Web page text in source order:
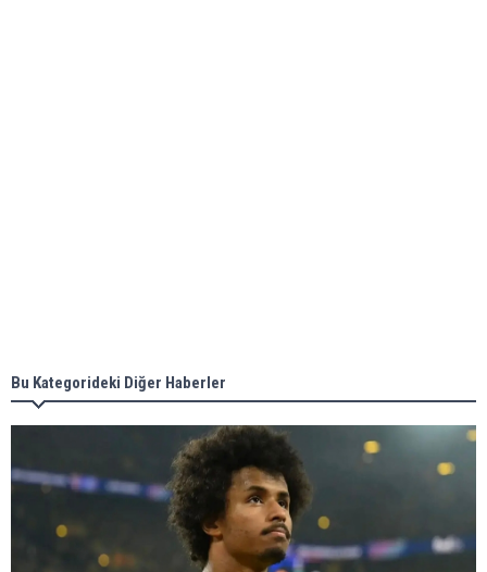
pençesinde 2 salgın vaka tespit edildi
Bu Kategorideki Diğer Haberler